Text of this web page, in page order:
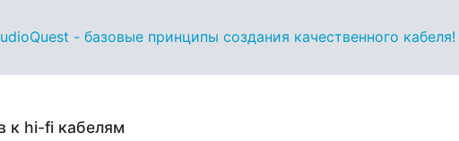
- базовые принципы создания качественного кабеля!
к hi-fi кабелям